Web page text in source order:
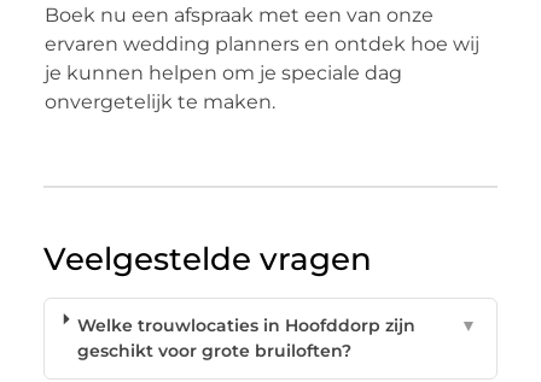
Boek nu een afspraak met een van onze
ervaren wedding planners en ontdek hoe wij
je kunnen helpen om je speciale dag
onvergetelijk te maken.
Veelgestelde vragen
Welke trouwlocaties in Hoofddorp zijn
geschikt voor grote bruiloften?
▼